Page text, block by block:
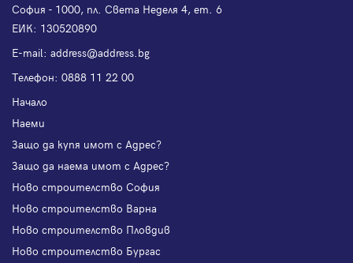
София - 1000, пл. Света Неделя 4, ет. 6
ЕИК: 130520890
Е-mail: address@address.bg
Телефон: 0888 11 22 00
Начало
Наеми
Защо да купя имот с Адрес?
Защо да наема имот с Адрес?
Ново строителство София
Ново строителство Варна
Ново строителство Пловдив
Ново строителство Бургас